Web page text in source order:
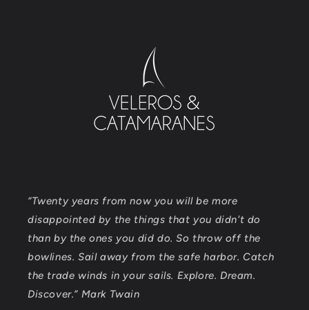
“Twenty years from now you will be more
disappointed by the things that you didn't do
than by the ones you did do. So throw off the
bowlines. Sail away from the safe harbor. Catch
the trade winds in your sails. Explore. Dream.
Discover.” Mark Twain